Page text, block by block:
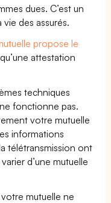
dues. C’est un
des assurés.
propose le
attestation
techniques
fonctionne pas.
votre mutuelle
informations
télétransmission ont
d’une mutuelle
mutuelle ne